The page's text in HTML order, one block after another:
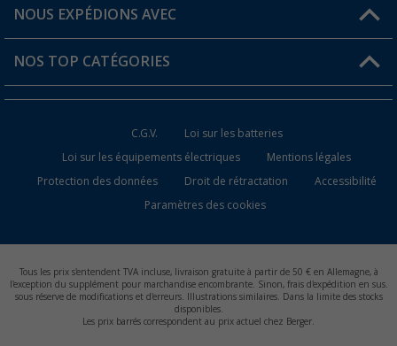
Carte de fidélité Berger
Informations sur l'expédition
Statut de la commande
NOUS EXPÉDIONS AVEC
NOS TOP CATÉGORIES
Accessoires de cuisine de camping
Meubles de camping
C.G.V.
Loi sur les batteries
Loi sur les équipements électriques
Mentions légales
Protection des données
Droit de rétractation
Accessibilité
Paramètres des cookies
Tous les prix s'entendent TVA incluse, livraison gratuite à partir de 50 € en Allemagne, à
l'exception du supplément pour marchandise encombrante. Sinon, frais d'expédition en sus.
sous réserve de modifications et d'erreurs. Illustrations similaires. Dans la limite des stocks
disponibles.
Les prix barrés correspondent au prix actuel chez Berger.